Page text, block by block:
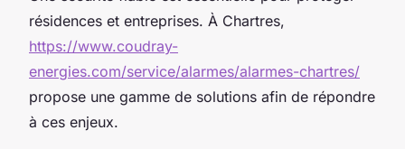
résidences et entreprises. À Chartres,
https://www.coudray-
energies.com/service/alarmes/alarmes-chartres/
propose une gamme de solutions afin de répondre
à ces enjeux.